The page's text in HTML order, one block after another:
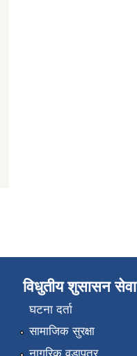
विधुतीय शुसासन सेवा
घटना दर्ता
सामाजिक सुरक्षा
नागरिक वडापत्र